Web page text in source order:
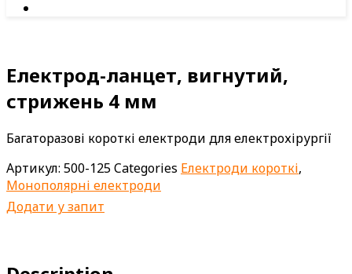
Електрод-ланцет, вигнутий,
стрижень 4 мм
Багаторазові короткі електроди для електрохірургії
Артикул: 500-125Categories Електроди короткі,
Монополярні електроди
Додати у запит